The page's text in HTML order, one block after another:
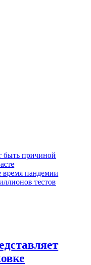
быть причиной
время пандемии
тестов